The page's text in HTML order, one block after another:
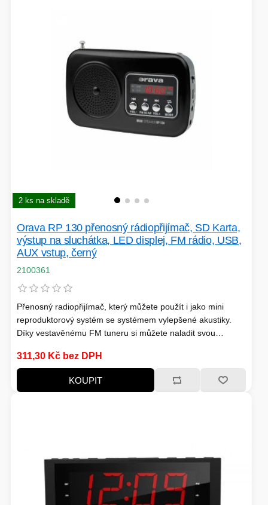
2 ks na skladě
Orava RP 130 přenosný rádiopřijímač, SD Karta,
výstup na sluchátka, LED displej, FM rádio, USB,
AUX vstup, černý
2100361
Přenosný radiopřijímač, který můžete použít i jako mini
reproduktorový systém se systémem vylepšené akustiky.
Díky vestavěnému FM tuneru si můžete naladit svou
připojení k MP3 přehrávači, PC, mobilnímu telefonu, ale
nechybí zde ani slot pro micro SD a SD kartu, USB vstup či
311,30 Kč bez DPH
KOUPIT